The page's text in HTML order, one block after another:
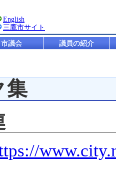
English
三鷹市サイト
議会
議員の紹介
集